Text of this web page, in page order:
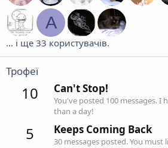
A
... і ще 33 користувачів.
Трофеї
10 Can't Stop!
You've posted 100 messages.
than a day!
5 Keeps Coming Back
30 messages posted. You must